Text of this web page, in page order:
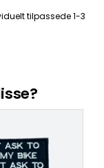
tilpassede 1-3